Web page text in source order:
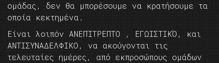
ομάδας, δεν θα μπορέσουμε να κρατήσουμε τα
οποία κεκτημένα.
Είναι λοιπόν ΑΝΕΠΊΤΡΕΠΤΟ , ΕΓΩΙΣΤΙΚΌ, και
ΑΝΤΙΣΥΝΑΔΕΛΦΙΚΟ, να ακούγονται τις
τελευταίες ημέρες, από εκπροσώπους ομάδων